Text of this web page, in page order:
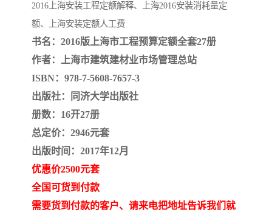
2016上海安装工程定额解释、上海2016安装消耗量定
额、上海安装定额人工费
书名：2016版上海市工程预算定额全套27册
作者：上海市建筑建材业市场管理总站
ISBN：978-7-5608-7657-3
出版社：同济大学出版社
册数：16开27册
总定价：2946元套
出版时间：2017年12月
优惠价2500元套
全国可货到付款
需要货到付款的客户、请来电把地址告诉我们就
吉林建设工程计价定额
福建建设工程预算定额 贵州省工程预算定额
辽宁省工程计价定额
江西省建筑工程预算定额
锅炉及压力容器规范国际
性规范ASME
湖北省建设工程预算定额
甘肃省建设工程预算定额 山西省建设工程预算定额